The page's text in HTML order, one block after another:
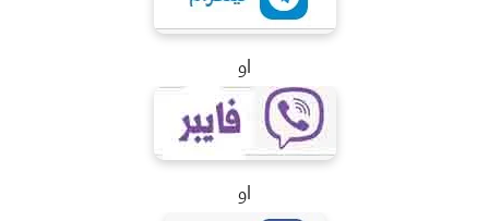
او
او